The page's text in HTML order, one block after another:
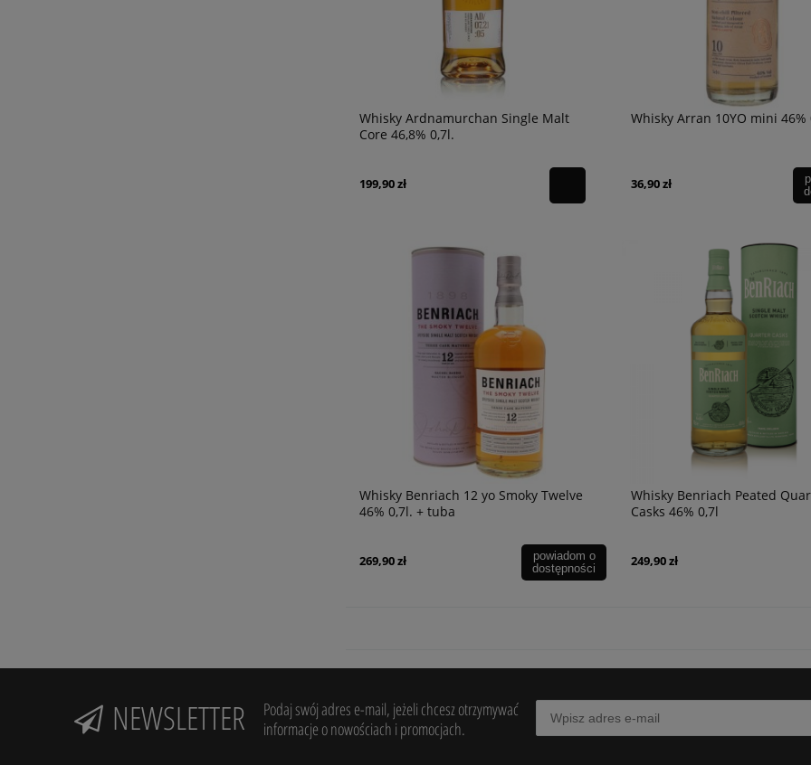
Whisky Ardnamurchan Single Malt
Core 46,8% 0,7l.
199,90 zł
Whisky Arran 10YO mini 46%
36,90 zł
Whisky Benriach 12 yo Smoky Twelve
46% 0,7l. + tuba
269,90 zł
powiadom o
dostępności
Whisky Benriach Peated
Casks 46% 0,7l
249,90 zł
NEWSLETTER
Podaj swój adres e-mail, jeżeli chcesz otrzymywać
informacje o nowościach i promocjach.